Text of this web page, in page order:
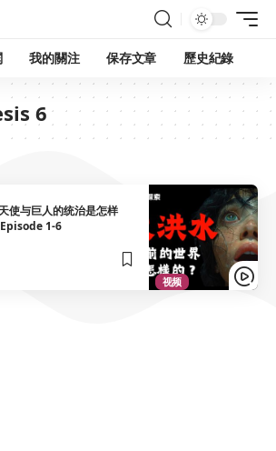
我的關注 保存文章 歷史紀錄
6
视频
使与巨人的统治是怎样
1-6